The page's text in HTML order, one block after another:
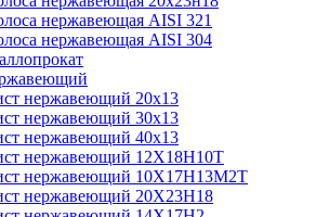
нержавеющая AISI 321
нержавеющая AISI 304
нержавеющий 20х13
нержавеющий 30х13
нержавеющий 40х13
нержавеющий 12Х18Н10Т
нержавеющий 10Х17Н13М2T
нержавеющий 20Х23Н18